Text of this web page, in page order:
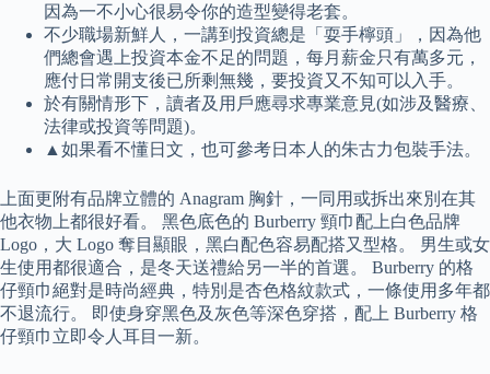
因為一不小心很易令你的造型變得老套。
不少職場新鮮人，一講到投資總是「耍手檸頭」，因為他
們總會遇上投資本金不足的問題，每月薪金只有萬多元，
應付日常開支後已所剩無幾，要投資又不知可以入手。
於有關情形下，讀者及用戶應尋求專業意見(如涉及醫療、
法律或投資等問題)。
▲如果看不懂日文，也可參考日本人的朱古力包裝手法。
上面更附有品牌立體的 Anagram 胸針，一同用或拆出來別在其
他衣物上都很好看。 黑色底色的 Burberry 頸巾配上白色品牌
Logo，大 Logo 奪目顯眼，黑白配色容易配搭又型格。 男生或女
生使用都很適合，是冬天送禮給另一半的首選。 Burberry 的格
仔頸巾絕對是時尚經典，特別是杏色格紋款式，一條使用多年都
不退流行。 即使身穿黑色及灰色等深色穿搭，配上 Burberry 格
仔頸巾立即令人耳目一新。